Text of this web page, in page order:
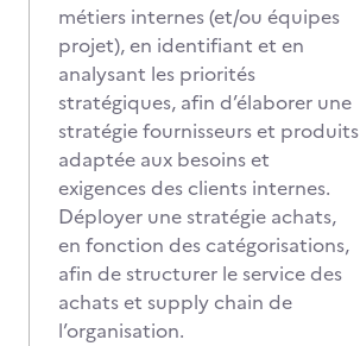
métiers internes (et/ou équipes
projet), en identifiant et en
analysant les priorités
stratégiques, afin d’élaborer une
stratégie fournisseurs et produits
adaptée aux besoins et
exigences des clients internes.
Déployer une stratégie achats,
en fonction des catégorisations,
afin de structurer le service des
achats et supply chain de
l’organisation.